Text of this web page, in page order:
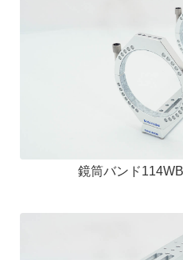
鏡筒バンド